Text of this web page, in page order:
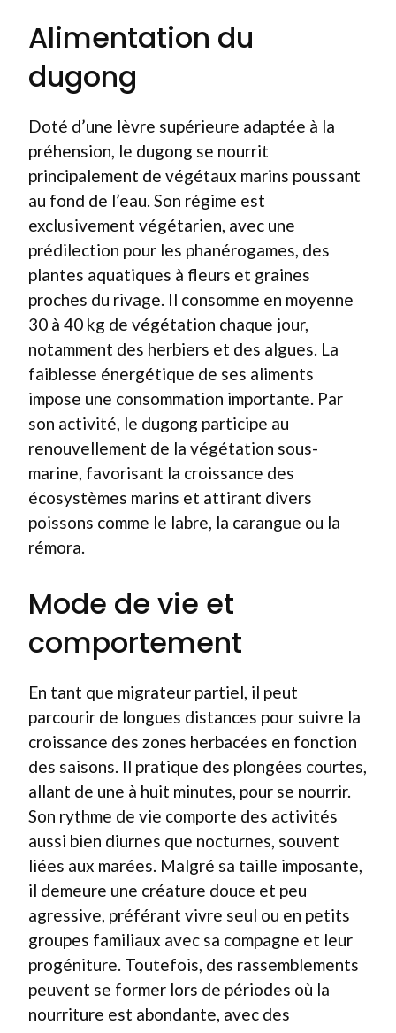
Alimentation du
dugong
Doté d’une lèvre supérieure adaptée à la
préhension, le dugong se nourrit
principalement de végétaux marins poussant
au fond de l’eau. Son régime est
exclusivement végétarien, avec une
prédilection pour les phanérogames, des
plantes aquatiques à fleurs et graines
proches du rivage. Il consomme en moyenne
30 à 40 kg de végétation chaque jour,
notamment des herbiers et des algues. La
faiblesse énergétique de ses aliments
impose une consommation importante. Par
son activité, le dugong participe au
renouvellement de la végétation sous-
marine, favorisant la croissance des
écosystèmes marins et attirant divers
poissons comme le labre, la carangue ou la
rémora.
Mode de vie et
comportement
En tant que migrateur partiel, il peut
parcourir de longues distances pour suivre la
croissance des zones herbacées en fonction
des saisons. Il pratique des plongées courtes,
allant de une à huit minutes, pour se nourrir.
Son rythme de vie comporte des activités
aussi bien diurnes que nocturnes, souvent
liées aux marées. Malgré sa taille imposante,
il demeure une créature douce et peu
agressive, préférant vivre seul ou en petits
groupes familiaux avec sa compagne et leur
progéniture. Toutefois, des rassemblements
peuvent se former lors de périodes où la
nourriture est abondante, avec des